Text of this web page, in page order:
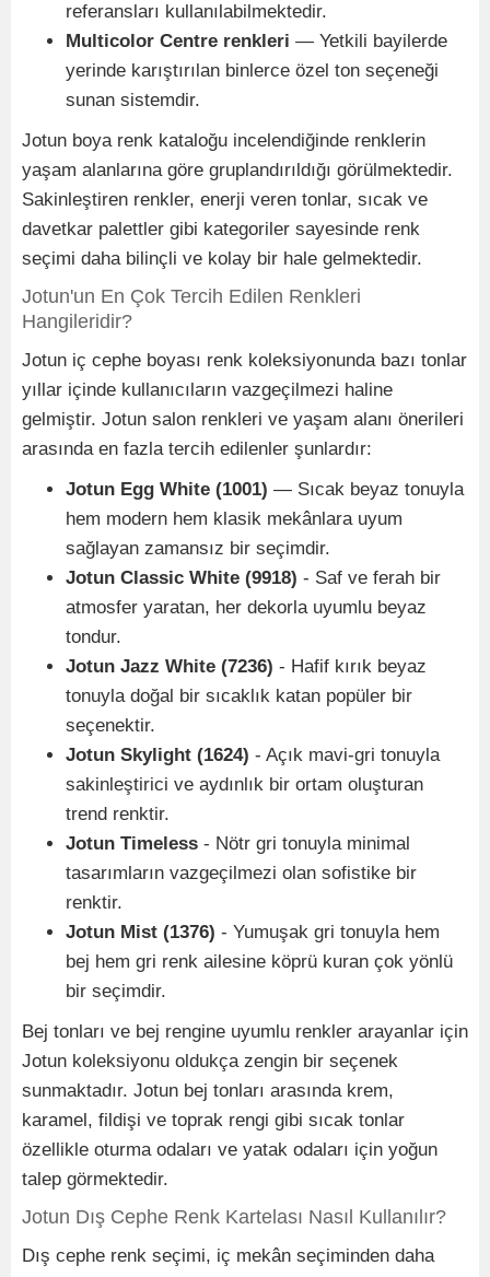
referansları kullanılabilmektedir.
Multicolor Centre renkleri — Yetkili bayilerde
yerinde karıştırılan binlerce özel ton seçeneği
sunan sistemdir.
Jotun boya renk kataloğu incelendiğinde renklerin
yaşam alanlarına göre gruplandırıldığı görülmektedir.
Sakinleştiren renkler, enerji veren tonlar, sıcak ve
davetkar palettler gibi kategoriler sayesinde renk
seçimi daha bilinçli ve kolay bir hale gelmektedir.
Jotun'un En Çok Tercih Edilen Renkleri
Hangileridir?
Jotun iç cephe boyası renk koleksiyonunda bazı tonlar
yıllar içinde kullanıcıların vazgeçilmezi haline
gelmiştir. Jotun salon renkleri ve yaşam alanı önerileri
arasında en fazla tercih edilenler şunlardır:
Jotun Egg White (1001) — Sıcak beyaz tonuyla
hem modern hem klasik mekânlara uyum
sağlayan zamansız bir seçimdir.
Jotun Classic White (9918) - Saf ve ferah bir
atmosfer yaratan, her dekorla uyumlu beyaz
tondur.
Jotun Jazz White (7236) - Hafif kırık beyaz
tonuyla doğal bir sıcaklık katan popüler bir
seçenektir.
Jotun Skylight (1624) - Açık mavi-gri tonuyla
sakinleştirici ve aydınlık bir ortam oluşturan
trend renktir.
Jotun Timeless - Nötr gri tonuyla minimal
tasarımların vazgeçilmezi olan sofistike bir
renktir.
Jotun Mist (1376) - Yumuşak gri tonuyla hem
bej hem gri renk ailesine köprü kuran çok yönlü
bir seçimdir.
Bej tonları ve bej rengine uyumlu renkler arayanlar için
Jotun koleksiyonu oldukça zengin bir seçenek
sunmaktadır. Jotun bej tonları arasında krem,
karamel, fildişi ve toprak rengi gibi sıcak tonlar
özellikle oturma odaları ve yatak odaları için yoğun
talep görmektedir.
Jotun Dış Cephe Renk Kartelası Nasıl Kullanılır?
Dış cephe renk seçimi, iç mekân seçiminden daha